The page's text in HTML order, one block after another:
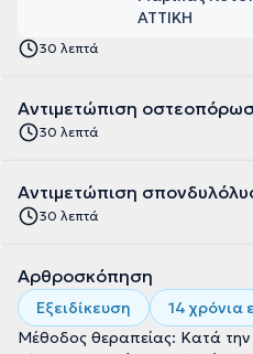
ΑΤΤΙΚΗ
30 λεπτά
Αντιμετώπιση
30 λεπτά
Αντιμετώπιση
30 λεπτά
Αρθροσκόπηση
Εξειδίκευση
14 χρόνια
Μέθοδος θεραπείας: Κατά την